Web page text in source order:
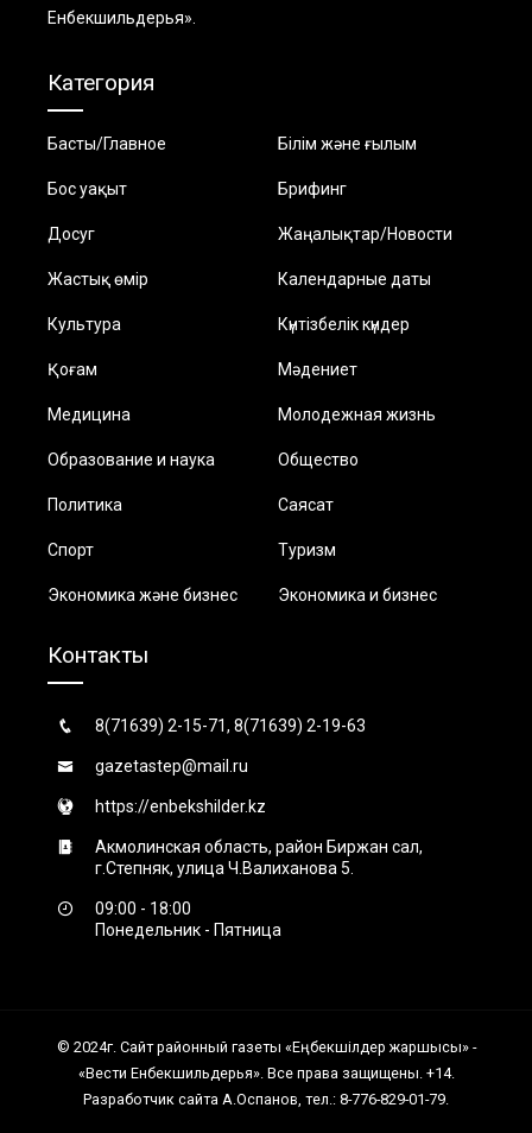
Енбекшильдерья».
Категория
Басты/Главное Білім және ғылым
Бос уақыт Брифинг
Досуг Жаңалықтар/Новости
Жастық өмір Календарные даты
Культура Күнтізбелік күндер
Қоғам Мәдениет
Медицина Молодежная жизнь
Образование и наука Общество
Политика Саясат
Спорт Туризм
Экономика және бизнес Экономика и бизнес
Контакты
8(71639) 2-15-71, 8(71639) 2-19-63
gazetastep@mail.ru
https://enbekshilder.kz
Акмолинская область, район Биржан сал,
г.Степняк, улица Ч.Валиханова 5.
09:00 - 18:00
Понедельник - Пятница
© 2024г. Сайт районный газеты «Еңбекшiлдер жаршысы» -
«Вести Енбекшильдерья». Все права защищены. +14.
Разработчик сайта А.Оспанов, тел.: 8-776-829-01-79.